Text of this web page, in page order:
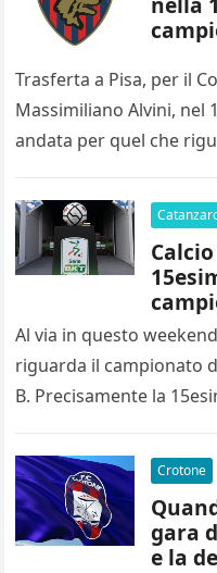
Trasferta a Pisa, per il
Massimiliano Alvini, nel
andata per quel che
Al via in questo
riguarda il campionato
B. Precisamente la
Crotone
gara
e la